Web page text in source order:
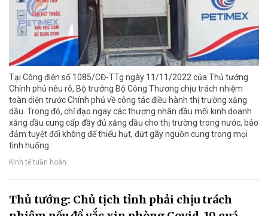
Tại Công điện số 1085/CĐ-TTg ngày 11/11/2022 của Thủ tướng
Chính phủ nêu rõ, Bộ trưởng Bộ Công Thương chịu trách nhiệm
toàn diện trước Chính phủ về công tác điều hành thị trường xăng
dầu. Trong đó, chỉ đạo ngay các thương nhân đầu mối kinh doanh
xăng dầu cung cấp đầy đủ xăng dầu cho thị trường trong nước, bảo
đảm tuyệt đối không để thiếu hụt, đứt gãy nguồn cung trong mọi
tình huống.
Kinh tế tuần hoàn
Thủ tướng: Chủ tịch tỉnh phải chịu trách